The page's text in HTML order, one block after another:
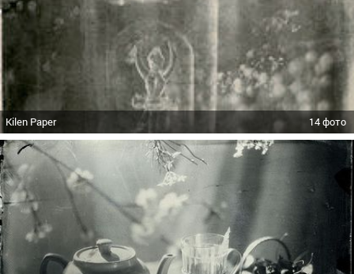
Kilen Paper 14 фото